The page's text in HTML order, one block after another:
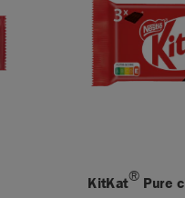
KitKat® Pure